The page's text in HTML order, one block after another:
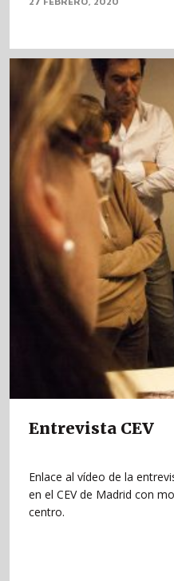
Entrevista CEV
Enlace al vídeo de la
en el CEV de Madrid con
centro.